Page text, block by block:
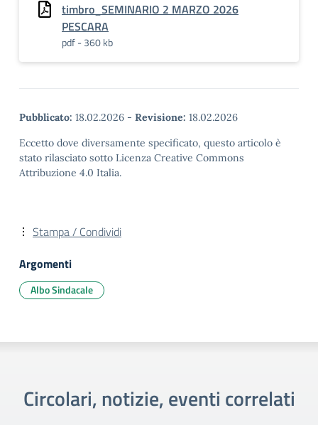
timbro_SEMINARIO 2 MARZO 2026
PESCARA
pdf - 360 kb
Pubblicato: 18.02.2026 - Revisione: 18.02.2026
Eccetto dove diversamente specificato, questo articolo è
stato rilasciato sotto Licenza Creative Commons
Attribuzione 4.0 Italia.
Stampa / Condividi
Argomenti
Albo Sindacale
Circolari, notizie, eventi correlati